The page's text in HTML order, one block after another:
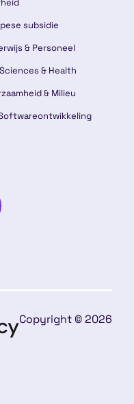
subsidie
& Personeel
& Health
& Milieu
Copyright © 2026